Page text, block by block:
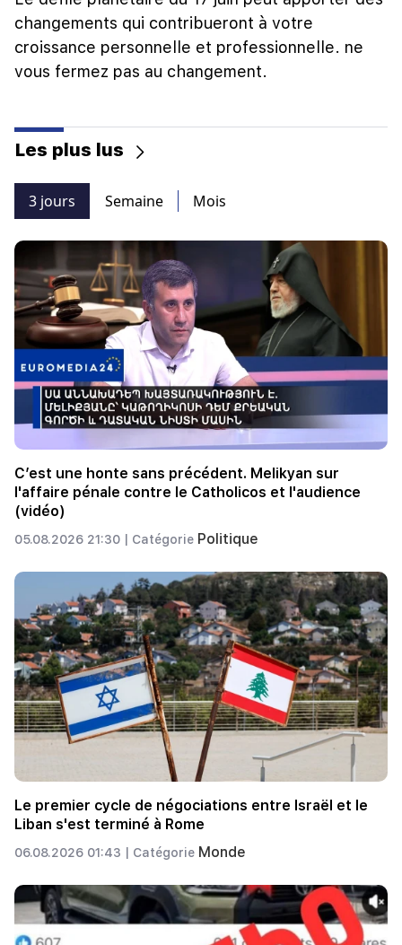
changements qui contribueront à votre
croissance personnelle et professionnelle. ne
vous fermez pas au changement.
Les plus lus
3 jours Semaine Mois
C’est une honte sans précédent. Melikyan sur
l'affaire pénale contre le Catholicos et l'audience
(vidéo)
05.08.2026 21:30 | Catégorie Politique
Le premier cycle de négociations entre Israël et le
Liban s'est terminé à Rome
06.08.2026 01:43 | Catégorie Monde